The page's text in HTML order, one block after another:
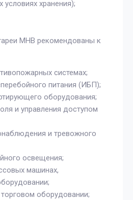
условиях хранения);
MHB рекомендованы к
системах;
питания (ИБП);
оборудования;
и управления доступом
и тревожного
освещения;
машинах,
оборудовании;